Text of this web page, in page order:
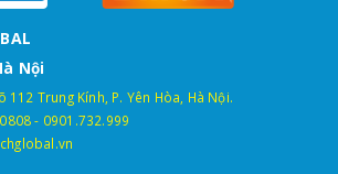
Nội
112 Trung Kính, P. Yên Hòa, Hà Nội.
- 0901.732.999